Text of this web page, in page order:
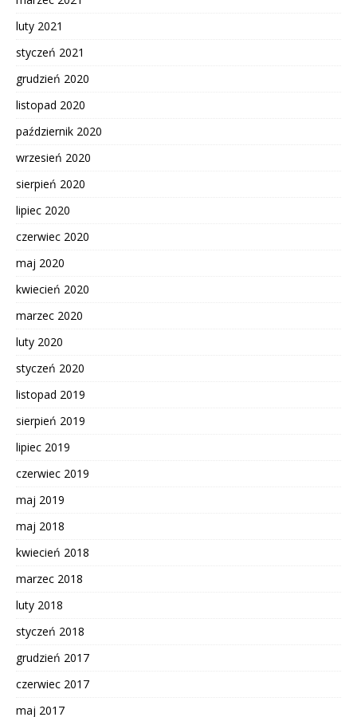
luty 2021
styczeń 2021
grudzień 2020
listopad 2020
październik 2020
wrzesień 2020
sierpień 2020
lipiec 2020
czerwiec 2020
maj 2020
kwiecień 2020
marzec 2020
luty 2020
styczeń 2020
listopad 2019
sierpień 2019
lipiec 2019
czerwiec 2019
maj 2019
maj 2018
kwiecień 2018
marzec 2018
luty 2018
styczeń 2018
grudzień 2017
czerwiec 2017
maj 2017